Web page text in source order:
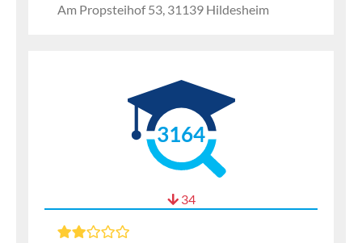
Am Propsteihof 53, 31139 Hildesheim
3164
34